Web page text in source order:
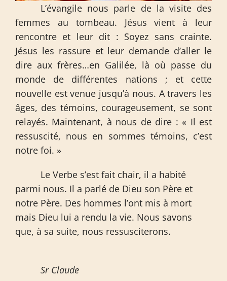
L’évangile nous parle de la visite des
femmes au tombeau. Jésus vient à leur
rencontre et leur dit : Soyez sans crainte.
Jésus les rassure et leur demande d’aller le
dire aux frères…en Galilée, là où passe du
monde de différentes nations ; et cette
nouvelle est venue jusqu’à nous. A travers les
âges, des témoins, courageusement, se sont
relayés. Maintenant, à nous de dire : « Il est
ressuscité, nous en sommes témoins, c’est
notre foi. »
Le Verbe s’est fait chair, il a habité
parmi nous. Il a parlé de Dieu son Père et
notre Père. Des hommes l’ont mis à mort
mais Dieu lui a rendu la vie. Nous savons
que, à sa suite, nous ressusciterons.
Sr Claude